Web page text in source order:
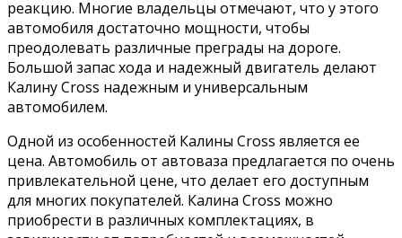
реакцию. Многие владельцы отмечают, что у этого
автомобиля достаточно мощности, чтобы
преодолевать различные преграды на дороге.
Большой запас хода и надежный двигатель делают
Калину Cross надежным и универсальным
автомобилем.
Одной из особенностей Калины Cross является ее
цена. Автомобиль от автоваза предлагается по очень
привлекательной цене, что делает его доступным
для многих покупателей. Калина Cross можно
приобрести в различных комплектациях, в